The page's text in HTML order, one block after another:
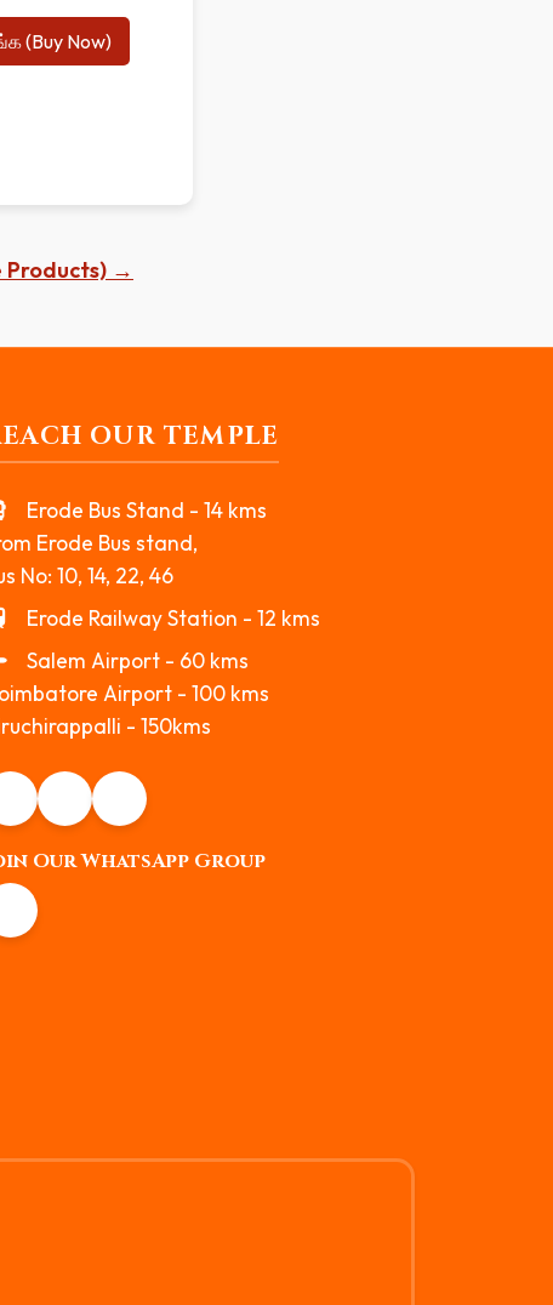
(Buy Now)
Products) →
OUR TEMPLE
Erode Bus Stand - 14 kms
Erode Bus stand,
No: 10, 14, 22, 46
Erode Railway Station - 12 kms
Salem Airport - 60 kms
Airport - 100 kms
- 150kms
Our WhatsApp Group